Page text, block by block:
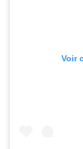
Voir